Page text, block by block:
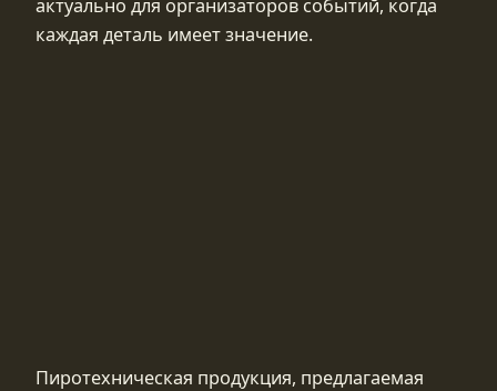
актуально для организаторов событий, когда
каждая деталь имеет значение.
Пиротехническая продукция, предлагаемая